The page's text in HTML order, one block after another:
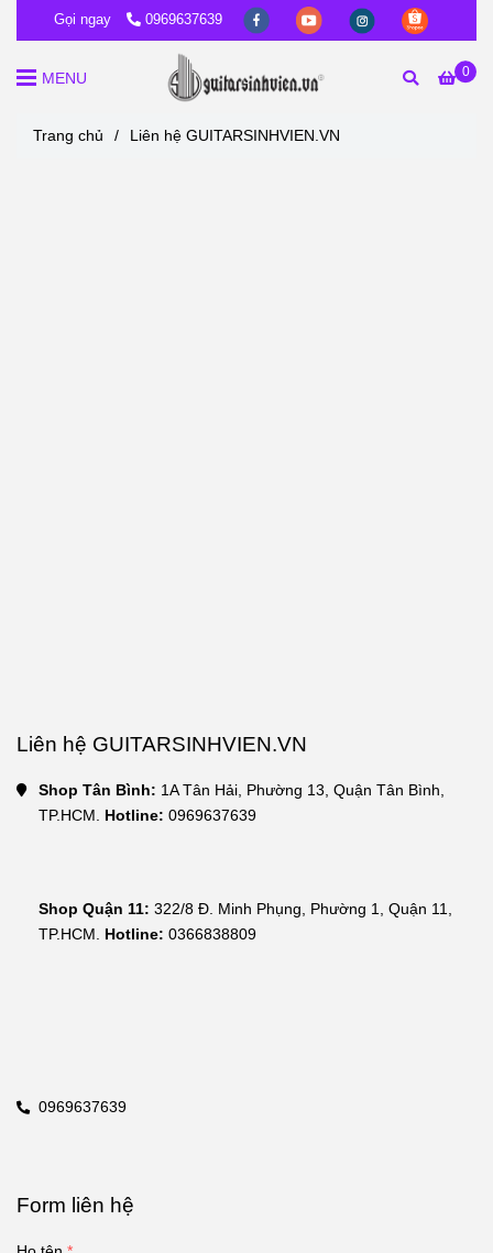
Gọi ngay 0969637639
0
MENU
Trang chủ / Liên hệ GUITARSINHVIEN.VN
Liên hệ GUITARSINHVIEN.VN
Shop Tân Bình: 1A Tân Hải, Phường 13, Quận Tân Bình,
TP.HCM. Hotline: 0969637639
Shop Quận 11: 322/8 Đ. Minh Phụng, Phường 1, Quận 11,
TP.HCM. Hotline: 0366838809
0969637639
Form liên hệ